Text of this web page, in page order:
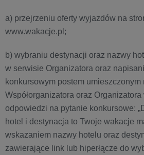
a) przejrzeniu oferty wyjazdów na
www.wakacje.pl;
b) wybraniu destynacji oraz nazwy
w serwisie Organizatora oraz
konkursowym postem umieszczonym
Współorganizatora oraz
odpowiedzi na pytanie konkursowe:
hotel i destynacja to Twoje wakacje
wskazaniem nazwy hotelu oraz
zawierające link lub hiperłącze do